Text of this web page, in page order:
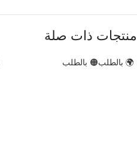
منتجات ذات صلة
🌍 بالطلب🟠 بالطلب